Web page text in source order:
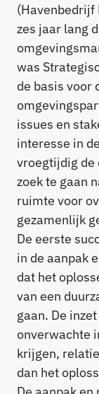
(Havenbedrijf
zes jaar lang
was
de basis voor
issues en
interesse in
vroegtijdig de
zoek te gaan
ruimte voor
gezamenlijk
De eerste
in de aanpak
dat het
van een
gaan. De
onverwachte
krijgen,
dan het